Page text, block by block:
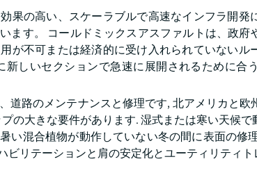
果の高い、スケーラブルで高速なインフラ開発
ます。 コールドミックスアスファルトは、政府
が不可または経済的に受け入れられていないル
しいセクションで急速に展開されるために合
道路のメンテナンスと修理です, 北アメリカと欧
の大きな要件があります. 湿式または寒い天候
い混合植物が動作していない冬の間に表面の修
リテーションと肩の安定化とユーティリティト